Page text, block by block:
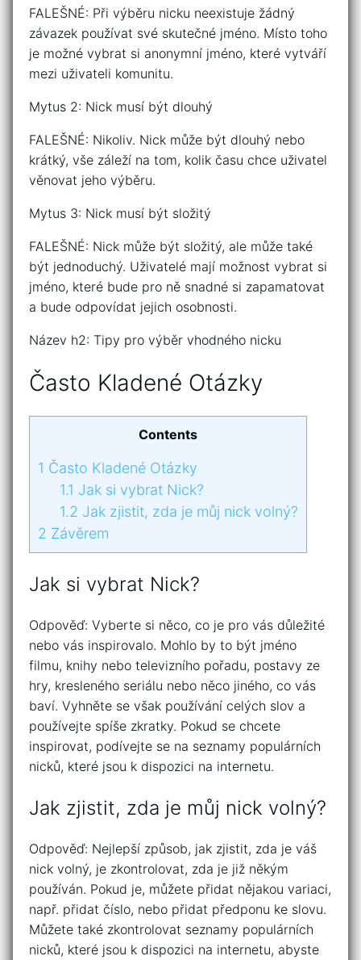
FALEŠNÉ: Při výběru nicku neexistuje žádný
závazek používat své skutečné jméno. Místo toho
je možné vybrat si anonymní jméno, které vytváří
mezi uživateli komunitu.
Mytus 2: Nick musí být dlouhý
FALEŠNÉ: Nikoliv. Nick může být dlouhý nebo
krátký, vše záleží na tom, kolik času chce uživatel
věnovat jeho výběru.
Mytus 3: Nick musí být složitý
FALEŠNÉ: Nick může být složitý, ale může také
být jednoduchý. Uživatelé mají možnost vybrat si
jméno, které bude pro ně snadné si zapamatovat
a bude odpovídat jejich osobnosti.
Název h2: Tipy pro výběr vhodného nicku
Často Kladené Otázky
Contents
1 Často Kladené Otázky
1.1 Jak si vybrat Nick?
1.2 Jak zjistit, zda je můj nick volný?
2 Závěrem
Jak si vybrat Nick?
Odpověď: Vyberte si něco, co je pro vás důležité
nebo vás inspirovalo. Mohlo by to být jméno
filmu, knihy nebo televizního pořadu, postavy ze
hry, kresleného seriálu nebo něco jiného, co vás
baví. Vyhněte se však používání celých slov a
používejte spíše zkratky. Pokud se chcete
inspirovat, podívejte se na seznamy populárních
nicků, které jsou k dispozici na internetu.
Jak zjistit, zda je můj nick volný?
Odpověď: Nejlepší způsob, jak zjistit, zda je váš
nick volný, je zkontrolovat, zda je již někým
používán. Pokud je, můžete přidat nějakou variaci,
např. přidat číslo, nebo přidat předponu ke slovu.
Můžete také zkontrolovat seznamy populárních
nicků, které jsou k dispozici na internetu, abyste